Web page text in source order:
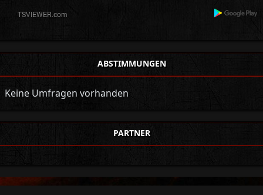
ABSTIMMUNGEN
Keine Umfragen vorhanden
PARTNER